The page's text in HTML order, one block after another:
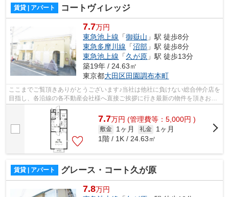
賃貸 | アパート コートヴィレッジ
7.7万円
東急池上線 「御嶽山 」駅 徒歩8分
東急多摩川線 「沼部 」駅 徒歩8分
東急池上線 「久が原 」駅 徒歩13分
築19年 / 24.63㎡
東京都大田区田園調布本町
ここまでご覧頂きありがとうございます♪当社は他社に負けない総合仲介店を
目指し、各沿線の各不動産会社様へ直接ご挨拶に行き最新の物件を頂きお客
様へ提供しております！最新の情報は...
7.7万円 (管理費等：5,000円 )
敷金 1ヶ月 礼金
1ヶ月
1階 / 1K / 24.63㎡
賃貸 | アパート グレース・コート久が原
7.8万円